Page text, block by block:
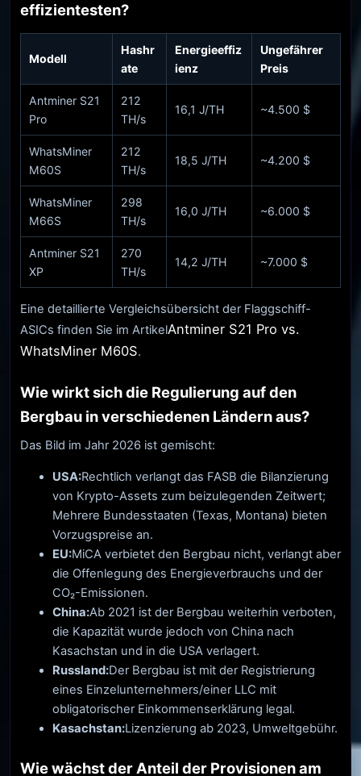
effizientesten?
Modell
Hashr
ate
Energieeffiz
ienz
Ungefährer
Preis
Antminer S21
Pro
212
TH/s
16,1 J/TH ~4.500 $
WhatsMiner
M60S
212
TH/s
18,5 J/TH ~4.200 $
WhatsMiner
M66S
298
TH/s
16,0 J/TH ~6.000 $
Antminer S21
XP
270
TH/s
14,2 J/TH ~7.000 $
Eine detaillierte Vergleichsübersicht der Flaggschiff-
ASICs finden Sie im ArtikelAntminer S21 Pro vs.
WhatsMiner M60S.
Wie wirkt sich die Regulierung auf den
Bergbau in verschiedenen Ländern aus?
Das Bild im Jahr 2026 ist gemischt:
USA:Rechtlich verlangt das FASB die Bilanzierung
von Krypto-Assets zum beizulegenden Zeitwert;
Mehrere Bundesstaaten (Texas, Montana) bieten
Vorzugspreise an.
EU:MiCA verbietet den Bergbau nicht, verlangt aber
die Offenlegung des Energieverbrauchs und der
CO₂-Emissionen.
China:Ab 2021 ist der Bergbau weiterhin verboten,
die Kapazität wurde jedoch von China nach
Kasachstan und in die USA verlagert.
Russland:Der Bergbau ist mit der Registrierung
eines Einzelunternehmers/einer LLC mit
obligatorischer Einkommenserklärung legal.
Kasachstan:Lizenzierung ab 2023, Umweltgebühr.
Wie wächst der Anteil der Provisionen am